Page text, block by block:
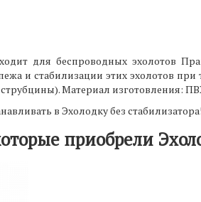
для беспроводных эхолотов
и стабилизации этих эхолотов
Материал изготовления:
в Эхолодку без
приобрели